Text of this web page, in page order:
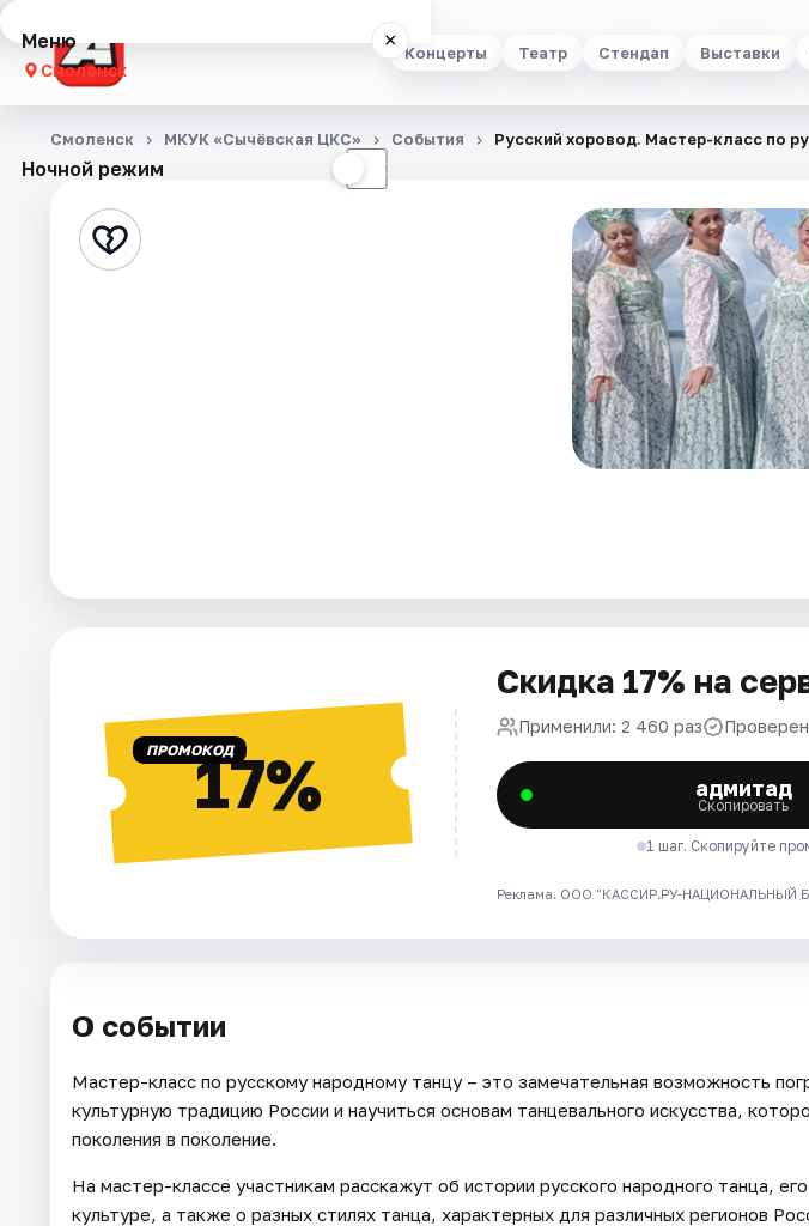
Концерты Театр Стендап Выставки
Меню ×
Смоленск
Концерты
Стендап
Площадки
Ночной режим ☾
Смоленск МКУК «Сычёвская ЦКС» События Русский хоровод. Мастер-класс по
ПРОМОКОД17%
Скидка 17% на
Применили: 2 460 раз
адмитад
Скопировать
1 шаг. Скопируйте
Реклама. ООО "КАССИР.РУ-НАЦИОНАЛЬНЫЙ
О событии
Мастер-класс по русскому народному танцу – это замечательная возможность
культурную традицию России и научиться основам танцевального искусства,
поколения в поколение.
На мастер-классе участникам расскажут об истории русского народного танца,
культуре, а также о разных стилях танца, характерных для различных регионов